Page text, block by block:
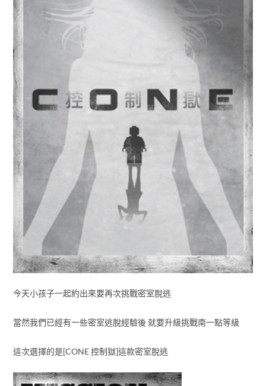
今天小孩子一起約出來要再次挑戰密室脫逃
當然我們已經有一些密室逃脫經驗後 就要升級挑戰南一點等級
這次選擇的是[CONE 控制獄]這款密室脫逃